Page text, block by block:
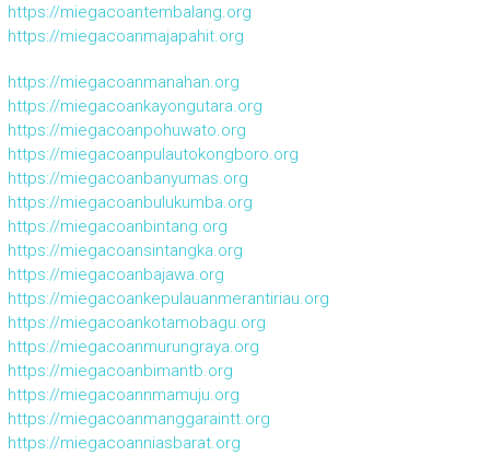
https://miegacoantembalang.org
https://miegacoanmajapahit.org
https://miegacoanmanahan.org
https://miegacoankayongutara.org
https://miegacoanpohuwato.org
https://miegacoanpulautokongboro.org
https://miegacoanbanyumas.org
https://miegacoanbulukumba.org
https://miegacoanbintang.org
https://miegacoansintangka.org
https://miegacoanbajawa.org
https://miegacoankepulauanmerantiriau.org
https://miegacoankotamobagu.org
https://miegacoanmurungraya.org
https://miegacoanbimantb.org
https://miegacoannmamuju.org
https://miegacoanmanggaraintt.org
https://miegacoanniasbarat.org